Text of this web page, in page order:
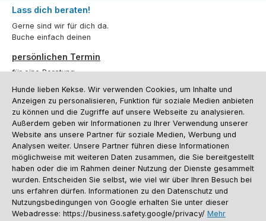
Lass dich beraten!
Gerne sind wir für dich da.
Buche einfach deinen
persönlichen Termin
für eine Beratung.
Oder über unserKontaktformular.
Vertrag widerrufen
Kundenservice
Informationen
Social Media und Kontakt
Hunde lieben Kekse. Wir verwenden Cookies, um Inhalte und
Anzeigen zu personalisieren, Funktion für soziale Medien anbieten
zu können und die Zugriffe auf unsere Webseite zu analysieren.
Außerdem geben wir Informationen zu Ihrer Verwendung unserer
Website ans unsere Partner für soziale Medien, Werbung und
Analysen weiter. Unsere Partner führen diese Informationen
möglichweise mit weiteren Daten zusammen, die Sie bereitgestellt
haben oder die im Rahmen deiner Nutzung der Dienste gesammelt
wurden. Entscheiden Sie selbst, wie viel wir über Ihren Besuch bei
uns erfahren dürfen. Informationen zu den Datenschutz und
Nutzungsbedingungen von Google erhalten Sie unter dieser
Webadresse: https://business.safety.google/privacy/ Mehr